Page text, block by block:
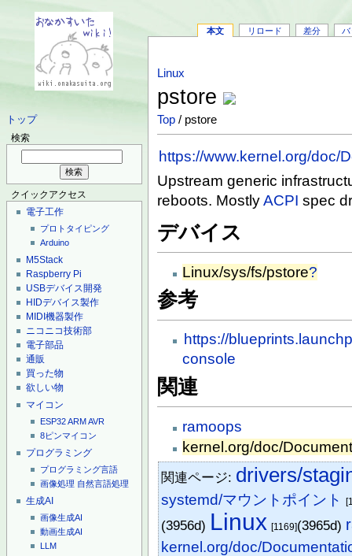
トップ
検索
クイックアクセス
電子工作
プロトタイピング
Arduino
M5Stack
Raspberry Pi
USBデバイス開発
HIDデバイス製作
MIDI機器製作
ニコニコ技術部
電子部品
通販
買った物
欲しい物
マイコン
ESP32ARMAVR
8ピンマイコン
プログラミング
プログラミング言語
画像処理 自然言語処理
生成AI
画像生成AI
動画生成AI
LLM
本文 リロード 差分 バ
Linux
pstore
Top / pstore
https://www.kernel.org/doc/
Upstream generic
reboots. MostlyACPI spec
デバイス
Linux/sys/fs/pstore?
参考
https://
console
関連
ramoops
kernel.org/doc/
関連ページ: drivers/
systemd/マウントポイント
(3956d) Linux [1169](3965d)
kernel.org/doc/